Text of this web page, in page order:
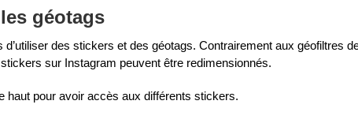
géotags
des stickers et des géotags. Contrairement aux géofiltres
sur Instagram peuvent être redimensionnés.
haut pour avoir accès aux différents stickers.